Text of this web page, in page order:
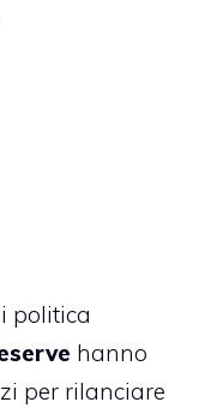
politica
hanno
per rilanciare